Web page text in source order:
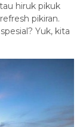
hiruk pikuk
pikiran.
Yuk, kita